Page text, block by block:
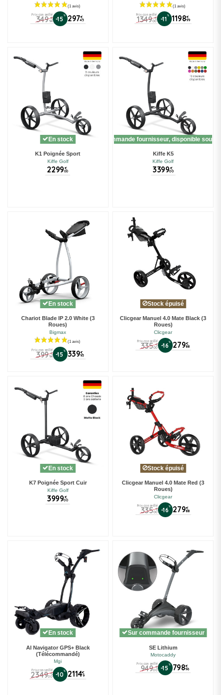
Prix conseillé
349 €
94 -15 % 297 €
45
Prix conseillé
1349 €
00 -11% 1198 €
99
En stock
K1 Poignée Sport
Kiffe Golf
2299 €
00
Sur commande fournisseur, disponible sous
Kiffe K5
Kiffe Golf
3399 €
00
En stock
Chariot Blade IP 2.0 White (3
Roues)
Bigmax
Prix conseillé
399 €
94 -15 % 339 €
95
Stock épuisé
Clicgear Manuel 4.0 Mate Black (3
Roues)
Clicgear
Prix conseillé
335 €
00 -16 % 279 €
88
En stock
K7 Poignée Sport Cuir
Kiffe Golf
3999 €
00
Stock épuisé
Clicgear Manuel 4.0 Mate Red (3
Roues)
Clicgear
Prix conseillé
335 €
00 -16 % 279 €
88
En stock
AI Navigator GPS+ Black
(Télécommandé)
Mgi
Prix conseillé
2349 €
00 -10% 2114€
9
Sur commande fournisseur
SE Lithium
Motocaddy
Prix conseillé
949 €
00 -15 % 798 €
96